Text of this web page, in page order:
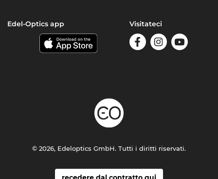
Edel-Optics app Visitateci
© 2026, Edeloptics GmbH. Tutti i diritti riservati.